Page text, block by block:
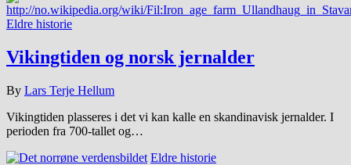
Eldre historie
Vikingtiden og norsk jernalder
By Lars Terje Hellum
Vikingtiden plasseres i det vi kan kalle en skandinavisk jernalder. I
perioden fra 700-tallet og…
Eldre historie